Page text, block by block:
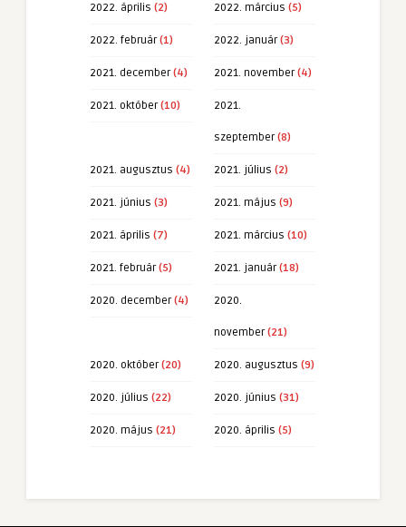
2022. április (2) 2022. március (5)
2022. február(1) 2022. január(3)
2021. december(4) 2021. november(4)
2021. október(10) 2021.
szeptember(8)
2021. augusztus (4) 2021. július (2)
2021. június (3) 2021. május (9)
2021. április (7) 2021. március (10)
2021. február(5) 2021. január(18)
2020. december(4) 2020.
november(21)
2020. október(20) 2020. augusztus (9)
2020. július (22) 2020. június (31)
2020. május (21) 2020. április (5)